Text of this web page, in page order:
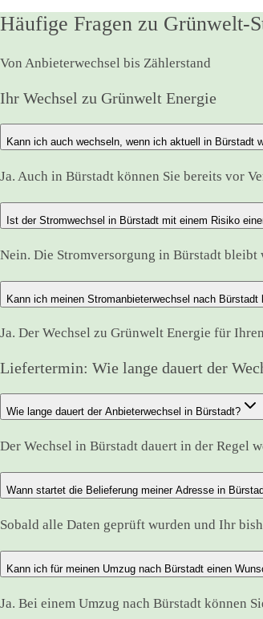
Häufige Fragen zu Grünwelt-
Von Anbieterwechsel bis Zählerstand
Ihr Wechsel zu Grünwelt Energie
Kann ich auch wechseln, wenn ich aktuell in Bürstadt
Ja. Auch in Bürstadt können Sie bereits vor
Ist der Stromwechsel in Bürstadt mit einem Risiko
Nein. Die Stromversorgung in Bürstadt bleibt
Kann ich meinen Stromanbieterwechsel nach
Ja. Der Wechsel zu Grünwelt Energie für
Liefertermin: Wie lange dauert der
Wie lange dauert der Anbieterwechsel in Bürstadt?
Der Wechsel in Bürstadt dauert in der Regel
Wann startet die Belieferung meiner Adresse in
Sobald alle Daten geprüft wurden und Ihr
Kann ich für meinen Umzug nach Bürstadt einen
Ja. Bei einem Umzug nach Bürstadt können